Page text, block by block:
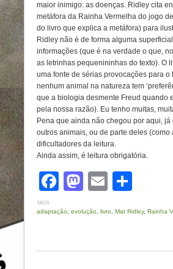
maior inimigo: as doenças. Ridley cita
metáfora da Rainha Vermelha do jogo
do livro que explica a metáfora) para
Ridley não é de forma alguma
informações (que é na verdade o que,
as letrinhas pequenininhas do texto). O
uma fonte de sérias provocações para
nenhum animal na natureza tem
que a biologia desmente Freud quando
pela nossa razão). Eu tenho muitas,
Pena que ainda não chegou por aqui,
outros animais, ou de parte deles (como
dificultadores da leitura.
Ainda assim, é leitura obrigatória.
Facebook
Mastodon
Email
TAGS
adaptação evolução livro Mat Ridley, Rainha